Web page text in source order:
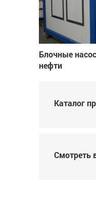
Блочные
нефти
Каталог
Смотреть